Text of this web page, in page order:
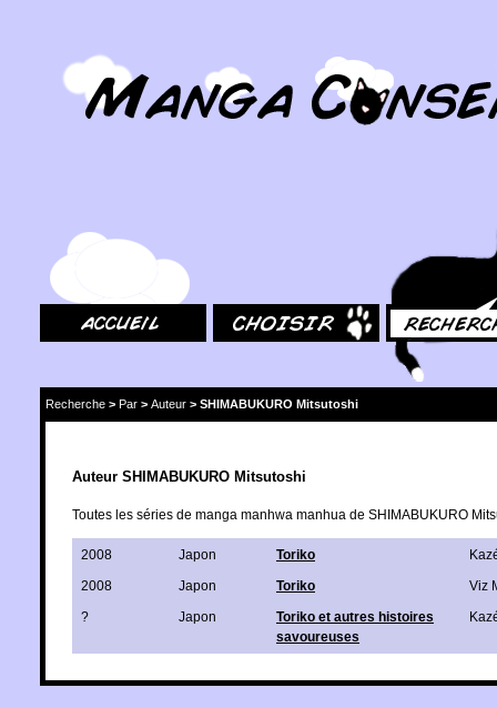
Recherche > Par > Auteur > SHIMABUKURO Mitsutoshi
Auteur SHIMABUKURO Mitsutoshi
Toutes les séries de manga manhwa manhua de SHIMABUKURO
2008 Japon Toriko
2008
Japon Toriko
Viz
?
Japon
Toriko et autres histoires
savoureuses